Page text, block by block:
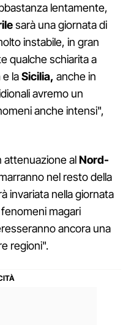
lentamente,
sarà una giornata di
instabile, in gran
qualche schiarita a
e laSicilia, anche in
avremo un
anche intensi",
attenuazione alNord-
nel resto della
invariata nella giornata
magari
ancora una
regioni".